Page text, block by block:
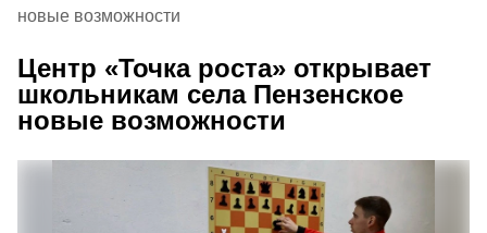
новые возможности
Центр «Точка роста» открывает
школьникам села Пензенское
новые возможности